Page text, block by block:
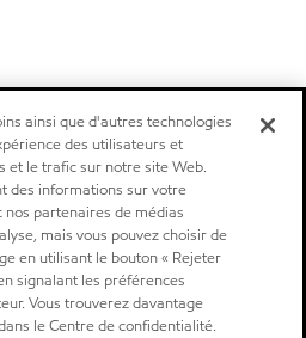
ainsi que d'autres technologies
des utilisateurs et
et le trafic sur notre site Web.
des informations sur votre
partenaires de médias
mais vous pouvez choisir de
en utilisant le bouton « Rejeter
signalant les préférences
Vous trouverez davantage
le Centre de confidentialité.